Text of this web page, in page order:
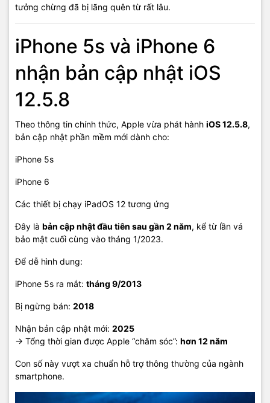
tưởng chừng đã bị lãng quên từ rất lâu.
iPhone 5s và iPhone 6
nhận bản cập nhật iOS
12.5.8
Theo thông tin chính thức, Apple vừa phát hành iOS 12.5.8,
bản cập nhật phần mềm mới dành cho:
iPhone 5s
iPhone 6
Các thiết bị chạy iPadOS 12 tương ứng
Đây là bản cập nhật đầu tiên sau gần 2 năm, kể từ lần vá
bảo mật cuối cùng vào tháng 1/2023.
Để dễ hình dung:
iPhone 5s ra mắt: tháng 9/2013
Bị ngừng bán: 2018
Nhận bản cập nhật mới: 2025
→ Tổng thời gian được Apple “chăm sóc”: hơn 12 năm
Con số này vượt xa chuẩn hỗ trợ thông thường của ngành
smartphone.